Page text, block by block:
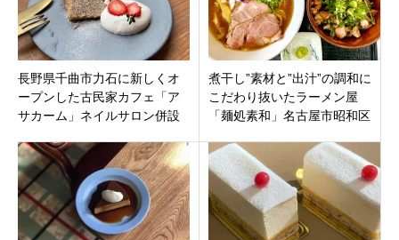
長野県千曲市力石に新しくオ
ープンした古民家カフェ「ア
サカーム」ネイルサロン併設
煮干し”素材と”出汁”の調和に
こだわり抜いたラーメン屋
「麺処素和」名古屋市昭和区